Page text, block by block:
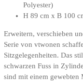
Polyester)
H 89 cm x B 100
Erweitern, verschieben
Serie von vtwonen
Sitzgelegenheiten. Das
schwarzen Fuss in
sind mit einem gewebten